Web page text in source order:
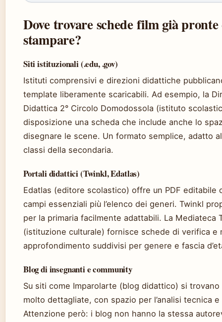
Dove trovare schede film già pronte
stampare?
Siti istituzionali (.edu, .gov)
Istituti comprensivi e direzioni didattiche
template liberamente scaricabili. Ad esempio, la
Didattica 2° Circolo Domodossola (istituto
disposizione una scheda che include anche lo
disegnare le scene. Un formato semplice, adatto
classi della secondaria.
Portali didattici (Twinkl, Edatlas)
Edatlas (editore scolastico) offre un PDF editabile
campi essenziali più l’elenco dei generi. Twinkl
per la primaria facilmente adattabili. La Mediateca
(istituzione culturale) fornisce schede di verifica e
approfondimento suddivisi per genere e fascia
Blog di insegnanti e community
Su siti come Imparolarte (blog didattico) si
molto dettagliate, con spazio per l’analisi tecnica
Attenzione però: i blog non hanno la stessa